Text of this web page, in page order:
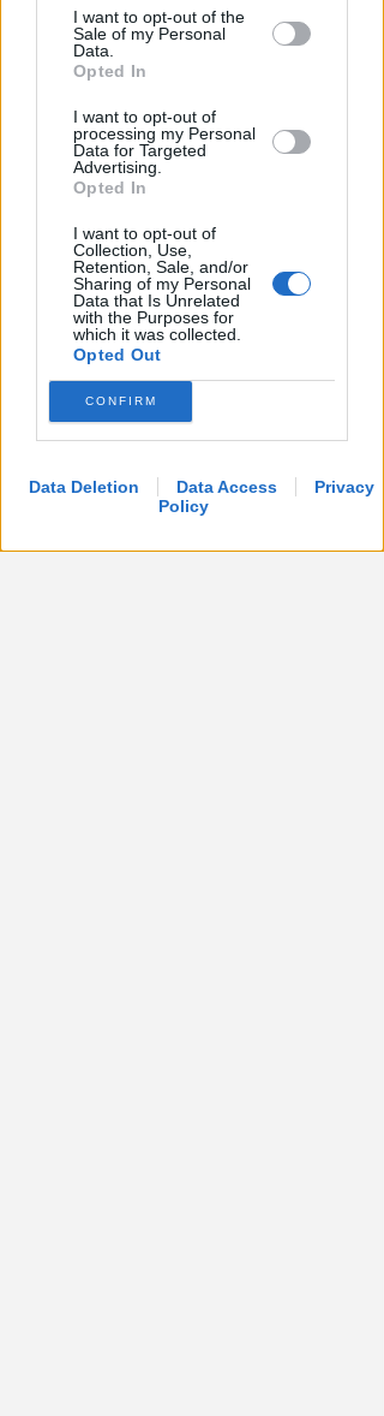
by us to third parties on the IAB’s List of
Downstream Participants that may
further disclose it to other third parties.
I want to opt-out of the
Sale of my Personal
Data.
Opted In
I want to opt-out of
processing my Personal
Data for Targeted
Advertising.
Opted In
I want to opt-out of
Collection, Use,
Retention, Sale, and/or
Sharing of my Personal
Data that Is Unrelated
with the Purposes for
which it was collected.
Opted Out
CONFIRM
Data Deletion Data Access
Privacy
Policy
BASKET SERIE A2
Dole Rimini, gli impegni della
preseason
Icaro Sport